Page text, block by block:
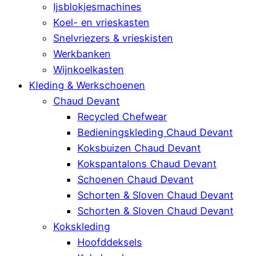
Ijsblokjesmachines
Koel- en vrieskasten
Snelvriezers & vrieskisten
Werkbanken
Wijnkoelkasten
Kleding & Werkschoenen
Chaud Devant
Recycled Chefwear
Bedieningskleding Chaud Devant
Koksbuizen Chaud Devant
Kokspantalons Chaud Devant
Schoenen Chaud Devant
Schorten & Sloven Chaud Devant
Schorten & Sloven Chaud Devant
Kokskleding
Hoofddeksels